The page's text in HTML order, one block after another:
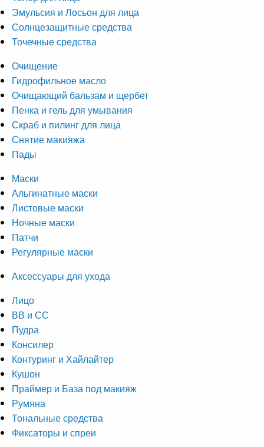
Эмульсия и Лосьон для лица
Солнцезащитные средства
Точечные средства
Очищение
Гидрофильное масло
Очищающий бальзам и щербет
Пенка и гель для умывания
Скраб и пилинг для лица
Снятие макияжа
Пады
Маски
Альгинатные маски
Листовые маски
Ночные маски
Патчи
Регулярные маски
Аксессуары для ухода
Лицо
ВВ и СС
Пудра
Консилер
Контуринг и Хайлайтер
Кушон
Праймер и База под макияж
Румяна
Тональные средства
Фиксаторы и спреи